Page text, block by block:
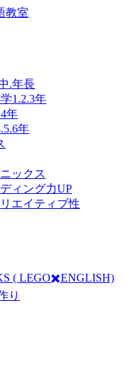
.年長
1.2.3年
年
年
ックス
ィング力UP
エイティブ性
( LEGO✖️ENGLISH)
り